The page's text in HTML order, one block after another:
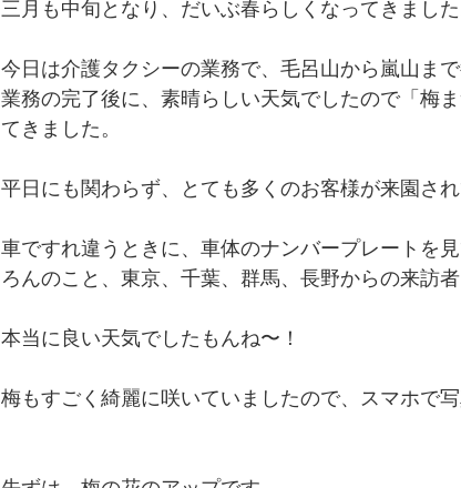
三月も中旬となり、だいぶ春らしくなってきました
今日は介護タクシーの業務で、毛呂山から嵐山ま
業務の完了後に、素晴らしい天気でしたので「梅
てきました。
平日にも関わらず、とても多くのお客様が来園さ
車ですれ違うときに、車体のナンバープレートを
ろんのこと、東京、千葉、群馬、長野からの来訪
本当に良い天気でしたもんね〜！
梅もすごく綺麗に咲いていましたので、スマホで